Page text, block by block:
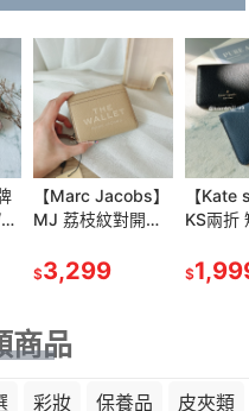
【Marc Jacobs】
MJ 荔枝紋對開拉
$3,299
【Kate
KS兩折
$
蘭黛】粉持
持妝粉底
81
折
【肌膚之鑰】光采
妝前 凝霜 SPF25P
2028/04
$
商品
彩妝 保養品 皮夾類